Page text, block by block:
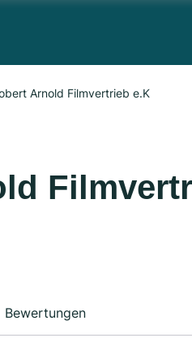
Arnold Filmvertrieb e.K
Bewertungen